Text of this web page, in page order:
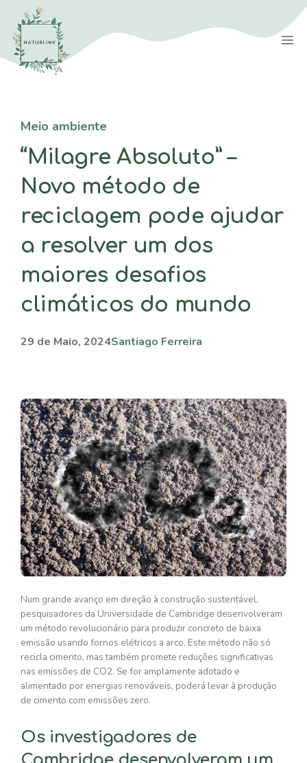
Saltar
para
conteúdo
Meio ambiente
“Milagre Absoluto” –
Novo método de
reciclagem pode ajudar
a resolver um dos
maiores desafios
climáticos do mundo
29 de Maio, 2024Santiago Ferreira
Num grande avanço em direção à construção sustentável,
pesquisadores da Universidade de Cambridge desenvolveram
um método revolucionário para produzir concreto de baixa
emissão usando fornos elétricos a arco. Este método não só
recicla cimento, mas também promete reduções significativas
nas emissões de CO2. Se for amplamente adotado e
alimentado por energias renováveis, poderá levar à produção
de cimento com emissões zero.
Os investigadores de